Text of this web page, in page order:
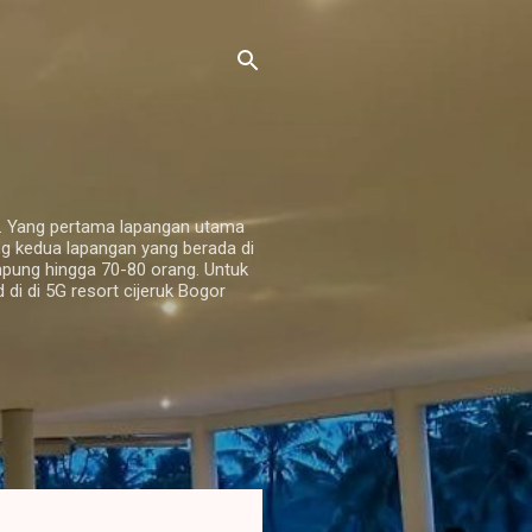
pertama lapangan utama
kedua lapangan yang berada di
hingga 70-80 orang. Untuk
di di 5G resort cijeruk Bogor